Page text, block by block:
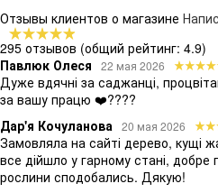
Отзывы клиентов о магазине
295 отзывов (общий рейтинг: 4.9)
Павлюк Олеся
22 мая 2026
Дуже вдячні за саджанці,
за вашу працю ❤️????
Дар'я Кочуланова 20 мая 2026
Замовляла на сайті дерево, кущі
все дійшло у гарному стані,
рослини сподобались. Дякую!